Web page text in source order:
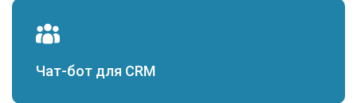
Чат-бот для CRM